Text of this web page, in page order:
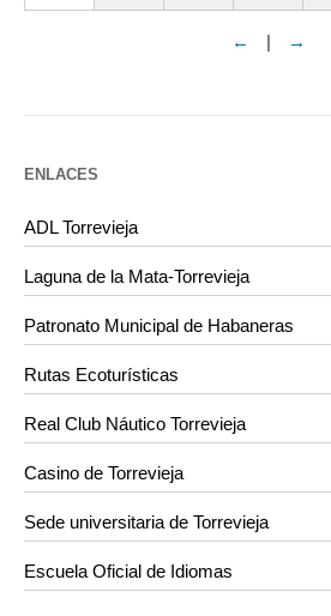
← | →
ENLACES
ADL Torrevieja
Laguna de la Mata-Torrevieja
Patronato Municipal de Habaneras
Rutas Ecoturísticas
Real Club Náutico Torrevieja
Casino de Torrevieja
Sede universitaria de Torrevieja
Escuela Oficial de Idiomas